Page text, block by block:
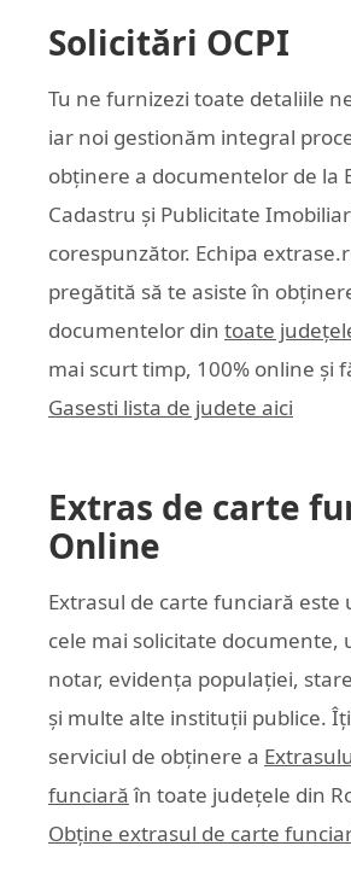
Solicitări OCPI
Tu ne furnizezi toate detaliile
iar noi gestionăm integral
obținere a documentelor de la
Cadastru și Publicitate
corespunzător. Echipa
pregătită să te asiste în
documentelor din toate
mai scurt timp, 100% online și
Gasesti lista de judete aici
Extras de carte
Online
Extrasul de carte funciară este
cele mai solicitate documente,
notar, evidența populației,
și multe alte instituții publice.
serviciul de obținere a
funciară în toate județele din
Obține extrasul de carte